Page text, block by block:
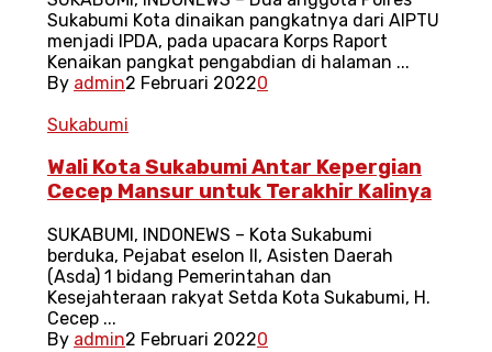
Sukabumi Kota dinaikan pangkatnya dari AIPTU
menjadi IPDA, pada upacara Korps Raport
Kenaikan pangkat pengabdian di halaman ...
By admin2 Februari 20220
Sukabumi
Wali Kota Sukabumi Antar Kepergian
Cecep Mansur untuk Terakhir Kalinya
SUKABUMI, INDONEWS – Kota Sukabumi
berduka, Pejabat eselon II, Asisten Daerah
(Asda) 1 bidang Pemerintahan dan
Kesejahteraan rakyat Setda Kota Sukabumi, H.
Cecep ...
By admin2 Februari 20220